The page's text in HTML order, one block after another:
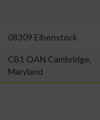
08309 Eibenstock
CB1 OAN Cambridge,
Maryland